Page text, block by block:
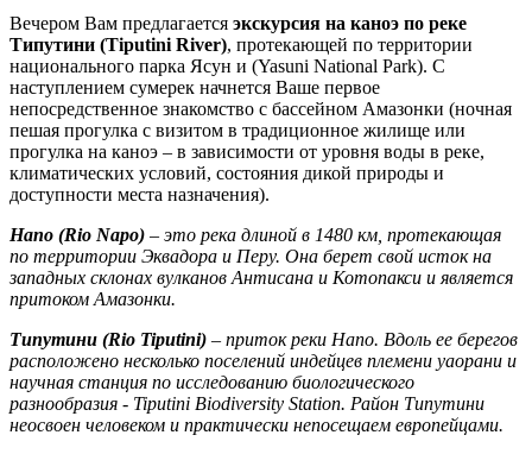
Вечером Вам предлагается экскурсия на каноэ по реке
Типутини (Tiputini River), протекающей по территории
национального парка Ясун и (Yasuni National Park). С
наступлением сумерек начнется Ваше первое
непосредственное знакомство с бассейном Амазонки (ночная
пешая прогулка с визитом в традиционное жилище или
прогулка на каноэ – в зависимости от уровня воды в реке,
климатических условий, состояния дикой природы и
доступности места назначения).
Напо (Rio Napo) – это река длиной в 1480 км, протекающая
по территории Эквадора и Перу. Она берет свой исток на
западных склонах вулканов Антисана и Котопакси и является
притоком Амазонки.
Типутини (Rio Tiputini) – приток реки Напо. Вдоль ее берегов
расположено несколько поселений индейцев племени уаорани и
научная станция по исследованию биологического
разнообразия - Tiputini Biodiversity Station. Район Типутини
неосвоен человеком и практически непосещаем европейцами.